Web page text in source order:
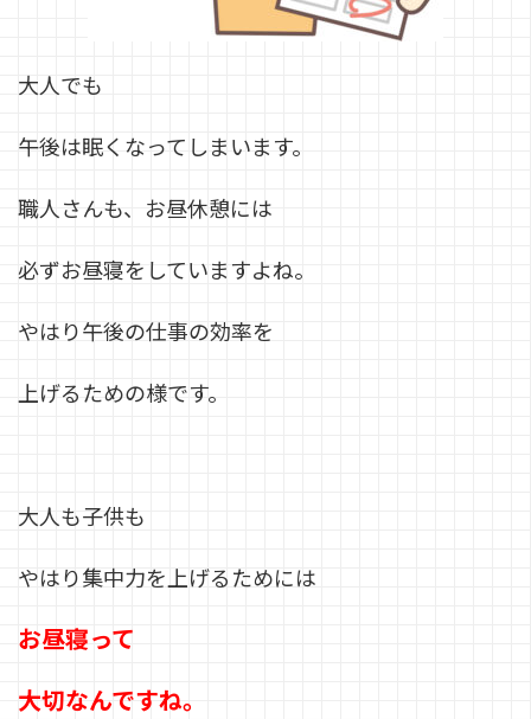
大人でも
午後は眠くなってしまいます。
職人さんも、お昼休憩には
必ずお昼寝をしていますよね。
やはり午後の仕事の効率を
上げるための様です。
大人も子供も
やはり集中力を上げるためには
お昼寝って
大切なんですね。